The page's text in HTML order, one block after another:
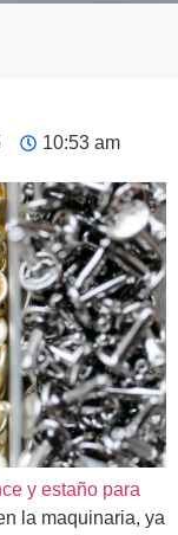
10:53 am
y estaño para
la maquinaria, ya